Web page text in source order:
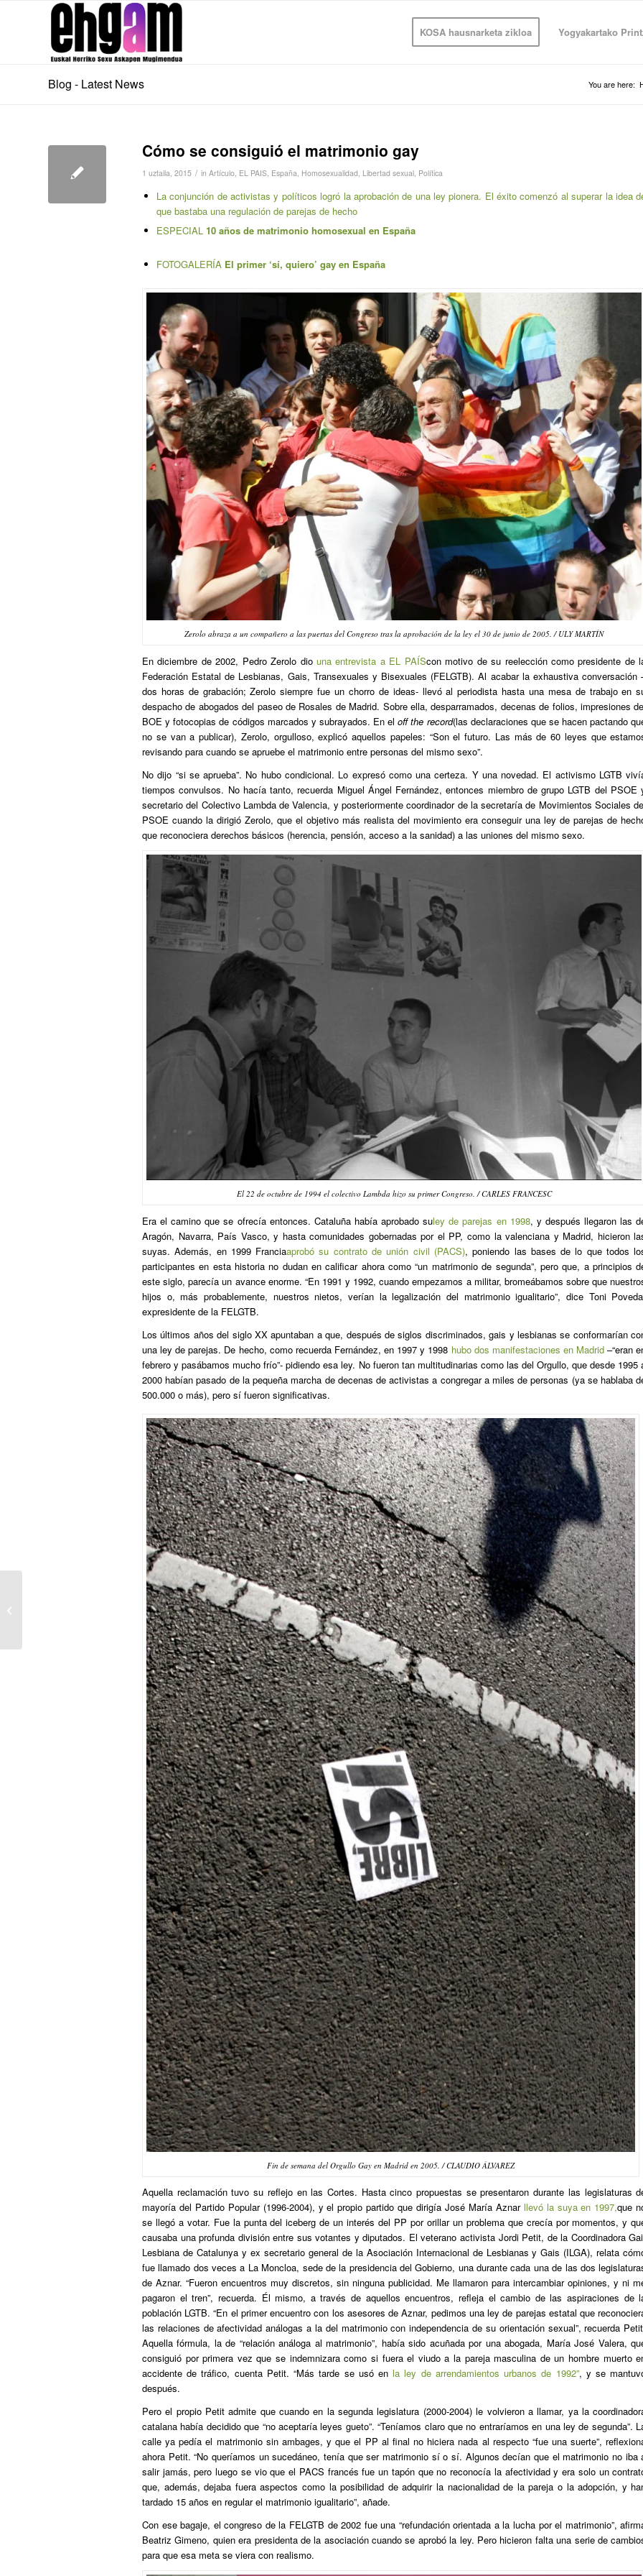
KOSA hausnarketa zikloa Yogyakartako
Blog - Latest News You are here:
Cómo se consiguió el matrimonio gay
1 uztaila, 2015 / in Artículo, EL PAIS, España, Homosexualidad, Libertad sexual, Política
La conjunción de activistas y políticos logró la aprobación de una ley pionera. El éxito comenzó al superar la idea
que bastaba una regulación de parejas de hecho
ESPECIAL 10 años de matrimonio homosexual en España
FOTOGALERÍA El primer ‘sí, quiero’ gay en España
Zerolo abraza a un compañero a las puertas del Congreso tras la aprobación de la ley el 30 de junio de 2005. / ULY MARTÍN
En diciembre de 2002, Pedro Zerolo diouna entrevista a EL PAÍScon motivo de su reelección como presidente de
Federación Estatal de Lesbianas, Gais, Transexuales y Bisexuales (FELGTB). Al acabar la exhaustiva conversación
dos horas de grabación; Zerolo siempre fue un chorro de ideas- llevó al periodista hasta una mesa de trabajo en
despacho de abogados del paseo de Rosales de Madrid. Sobre ella, desparramados, decenas de folios, impresiones
BOE y fotocopias de códigos marcados y subrayados. En eloff the record(las declaraciones que se hacen pactando
no se van a publicar), Zerolo, orgulloso, explicó aquellos papeles: “Son el futuro. Las más de 60 leyes que
revisando para cuando se apruebe el matrimonio entre personas del mismo sexo”.
No dijo “si se aprueba”. No hubo condicional. Lo expresó como una certeza. Y una novedad. El activismo LGTB
tiempos convulsos. No hacía tanto, recuerda Miguel Ángel Fernández, entonces miembro de grupo LGTB del PSOE
secretario del Colectivo Lambda de Valencia, y posteriormente coordinador de la secretaría de Movimientos Sociales
PSOE cuando la dirigió Zerolo, que el objetivo más realista del movimiento era conseguir una ley de parejas de
que reconociera derechos básicos (herencia, pensión, acceso a la sanidad) a las uniones del mismo sexo.
El 22 de octubre de 1994 el colectivo Lambda hizo su primer Congreso. / CARLES FRANCESC
Era el camino que se ofrecía entonces. Cataluña había aprobado suley de parejas en 1998, y después llegaron las
Aragón, Navarra, País Vasco, y hasta comunidades gobernadas por el PP, como la valenciana y Madrid, hicieron
suyas. Además, en 1999 Franciaaprobó su contrato de unión civil (PACS), poniendo las bases de lo que todos
participantes en esta historia no dudan en calificar ahora como “un matrimonio de segunda”, pero que, a principios
este siglo, parecía un avance enorme. “En 1991 y 1992, cuando empezamos a militar, bromeábamos sobre que
hijos o, más probablemente, nuestros nietos, verían la legalización del matrimonio igualitario”, dice Toni
expresidente de la FELGTB.
Los últimos años del siglo XX apuntaban a que, después de siglos discriminados, gais y lesbianas se conformarían
una ley de parejas. De hecho, como recuerda Fernández, en 1997 y 1998 hubo dos manifestaciones en Madrid –“eran
febrero y pasábamos mucho frío”- pidiendo esa ley. No fueron tan multitudinarias como las del Orgullo, que desde 1995
2000 habían pasado de la pequeña marcha de decenas de activistas a congregar a miles de personas (ya se hablaba
500.000 o más), pero sí fueron significativas.
Fin de semana del Orgullo Gay en Madrid en 2005. / CLAUDIO ÁLVAREZ
Aquella reclamación tuvo su reflejo en las Cortes. Hasta cinco propuestas se presentaron durante las legislaturas
mayoría del Partido Popular (1996-2004), y el propio partido que dirigía José María Aznar llevó la suya en 1997,que
se llegó a votar. Fue la punta del iceberg de un interés del PP por orillar un problema que crecía por momentos, y
causaba una profunda división entre sus votantes y diputados. El veterano activista Jordi Petit, de la Coordinadora
Lesbiana de Catalunya y ex secretario general de la Asociación Internacional de Lesbianas y Gais (ILGA), relata
fue llamado dos veces a La Moncloa, sede de la presidencia del Gobierno, una durante cada una de las dos
de Aznar. “Fueron encuentros muy discretos, sin ninguna publicidad. Me llamaron para intercambiar opiniones, y ni
pagaron el tren”, recuerda. Él mismo, a través de aquellos encuentros, refleja el cambio de las aspiraciones de
población LGTB. “En el primer encuentro con los asesores de Aznar, pedimos una ley de parejas estatal que
las relaciones de afectividad análogas a la del matrimonio con independencia de su orientación sexual”, recuerda
Aquella fórmula, la de “relación análoga al matrimonio”, había sido acuñada por una abogada, María José Valera,
consiguió por primera vez que se indemnizara como si fuera el viudo a la pareja masculina de un hombre muerto
accidente de tráfico, cuenta Petit. “Más tarde se usó enla ley de arrendamientos urbanos de 1992”, y se
después.
Pero el propio Petit admite que cuando en la segunda legislatura (2000-2004) le volvieron a llamar, ya la
catalana había decidido que “no aceptaría leyes gueto”. “Teníamos claro que no entraríamos en una ley de segunda”.
calle ya pedía el matrimonio sin ambages, y que el PP al final no hiciera nada al respecto “fue una suerte”,
ahora Petit. “No queríamos un sucedáneo, tenía que ser matrimonio sí o sí. Algunos decían que el matrimonio no iba
salir jamás, pero luego se vio que el PACS francés fue un tapón que no reconocía la afectividad y era solo un
que, además, dejaba fuera aspectos como la posibilidad de adquirir la nacionalidad de la pareja o la adopción, y
tardado 15 años en regular el matrimonio igualitario”, añade.
Con ese bagaje, el congreso de la FELGTB de 2002 fue una “refundación orientada a la lucha por el matrimonio”,
Beatriz Gimeno, quien era presidenta de la asociación cuando se aprobó la ley. Pero hicieron falta una serie de
para que esa meta se viera con realismo.
El mundo sale del armario en Madrid